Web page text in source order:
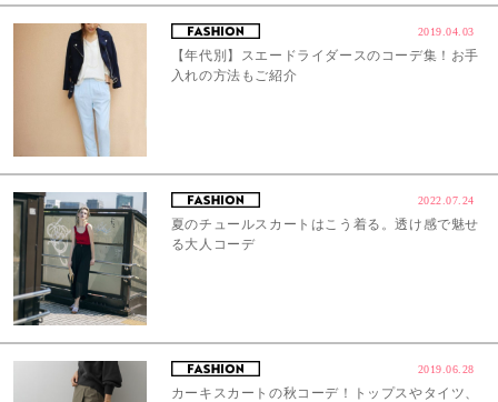
2019.04.03
【年代別】スエードライダースのコーデ集！お手
入れの方法もご紹介
2022.07.24
夏のチュールスカートはこう着る。透け感で魅せ
る大人コーデ
2019.06.28
カーキスカートの秋コーデ！トップスやタイツ、